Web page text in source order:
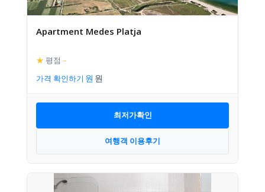
Apartment Medes Platja
★ 평점 –
가격 확인하기
최저가확인
여행객 이용후기